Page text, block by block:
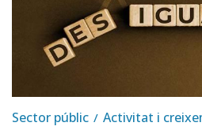
Sector públic Activitat i